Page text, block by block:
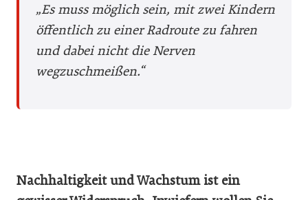
„Es muss möglich sein, mit zwei Kindern
öffentlich zu einer Radroute zu fahren
und dabei nicht die Nerven
wegzuschmeißen.“
Nachhaltigkeit und Wachstum ist ein